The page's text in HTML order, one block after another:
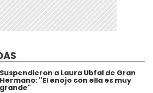
Suspendieron a Laura Ubfal de Gran
Hermano: "El enojo con ella es muy
grande"